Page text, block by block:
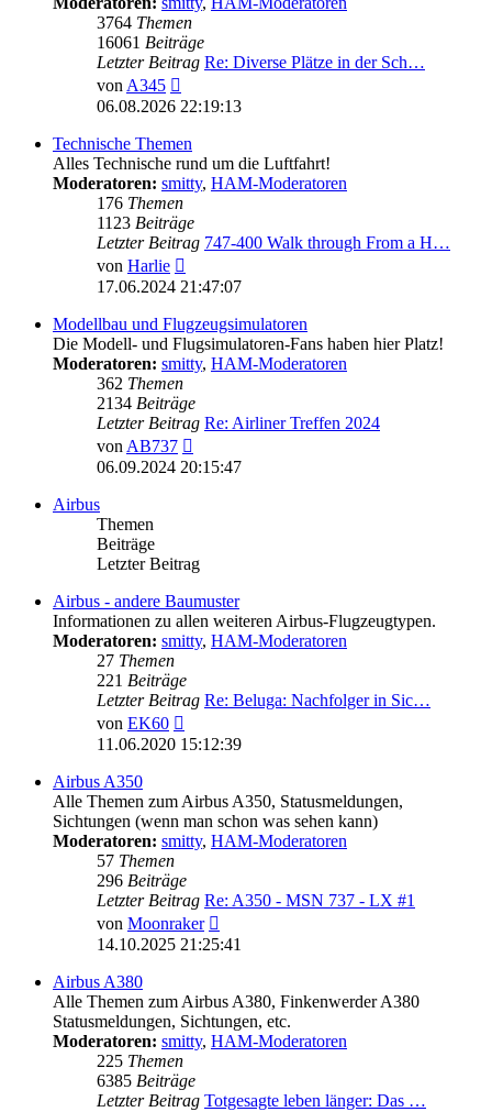
3764 Themen
16061 Beiträge
Letzter Beitrag Re: Diverse Plätze in der Sch…
vonA345
Beitrag
06.08.2026 22:19:13
Technische Themen
Alles Technische rund um die Luftfahrt!
Moderatoren: smitty, HAM-Moderatoren
176 Themen
1123 Beiträge
Letzter Beitrag 747-400 Walk through From a H…
von Harlie
Beitrag
17.06.2024 21:47:07
Modellbau und Flugzeugsimulatoren
Die Modell- und Flugsimulatoren-Fans haben hier Platz!
Moderatoren: smitty, HAM-Moderatoren
362 Themen
2134 Beiträge
Letzter Beitrag Re: Airliner Treffen 2024
vonAB737
Beitrag
06.09.2024 20:15:47
Airbus
Themen
Beiträge
Letzter Beitrag
Airbus - andere Baumuster
Informationen zu allen weiteren Airbus-Flugzeugtypen.
Moderatoren: smitty, HAM-Moderatoren
27 Themen
221 Beiträge
Letzter Beitrag Re: Beluga: Nachfolger in Sic…
von EK60
Beitrag
11.06.2020 15:12:39
Airbus A350
Alle Themen zum Airbus A350, Statusmeldungen,
Sichtungen (wenn man schon was sehen kann)
Moderatoren: smitty, HAM-Moderatoren
57 Themen
296 Beiträge
Letzter Beitrag Re: A350 - MSN 737 - LX #1
von Moonraker
Beitrag
14.10.2025 21:25:41
Airbus A380
Alle Themen zum Airbus A380, Finkenwerder A380
Statusmeldungen, Sichtungen, etc.
Moderatoren: smitty, HAM-Moderatoren
225 Themen
6385 Beiträge
Letzter Beitrag Totgesagte leben länger: Das …